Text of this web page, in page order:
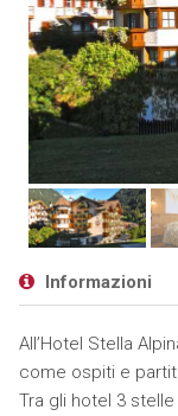
Informazioni
All’Hotel Stella
come ospiti e
Tra gli hotel 3